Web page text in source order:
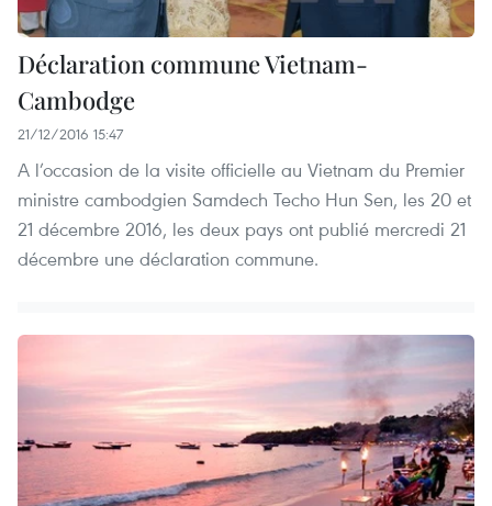
Déclaration commune Vietnam-
Cambodge
21/12/2016 15:47
A l’occasion de la visite officielle au Vietnam du Premier
ministre cambodgien Samdech Techo Hun Sen, les 20 et
21 décembre 2016, les deux pays ont publié mercredi 21
décembre une déclaration commune.